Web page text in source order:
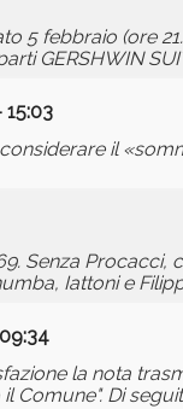
5 febbraio (ore
GERSHWIN
15:03
il
Senza Procacci,
Iattoni e
la nota
Comune". Di